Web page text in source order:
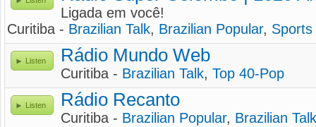
Ligada em você!
Curitiba - Brazilian Talk, Brazilian Popular, Sports
Listen Rádio Mundo Web
Curitiba - Brazilian Talk, Top 40-Pop
Listen Rádio Recanto
Curitiba - Brazilian Popular, Brazilian Talk